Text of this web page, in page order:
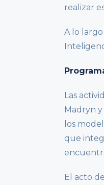
realizar
A lo
Las
Madryn
los
que
El acto